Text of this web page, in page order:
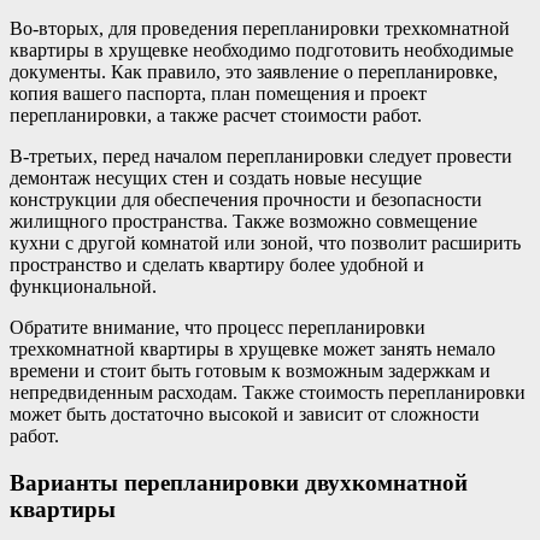
Во-вторых, для проведения перепланировки трехкомнатной
квартиры в хрущевке необходимо подготовить необходимые
документы. Как правило, это заявление о перепланировке,
копия вашего паспорта, план помещения и проект
перепланировки, а также расчет стоимости работ.
В-третьих, перед началом перепланировки следует провести
демонтаж несущих стен и создать новые несущие
конструкции для обеспечения прочности и безопасности
жилищного пространства. Также возможно совмещение
кухни с другой комнатой или зоной, что позволит расширить
пространство и сделать квартиру более удобной и
функциональной.
Обратите внимание, что процесс перепланировки
трехкомнатной квартиры в хрущевке может занять немало
времени и стоит быть готовым к возможным задержкам и
непредвиденным расходам. Также стоимость перепланировки
может быть достаточно высокой и зависит от сложности
работ.
Варианты перепланировки двухкомнатной
квартиры